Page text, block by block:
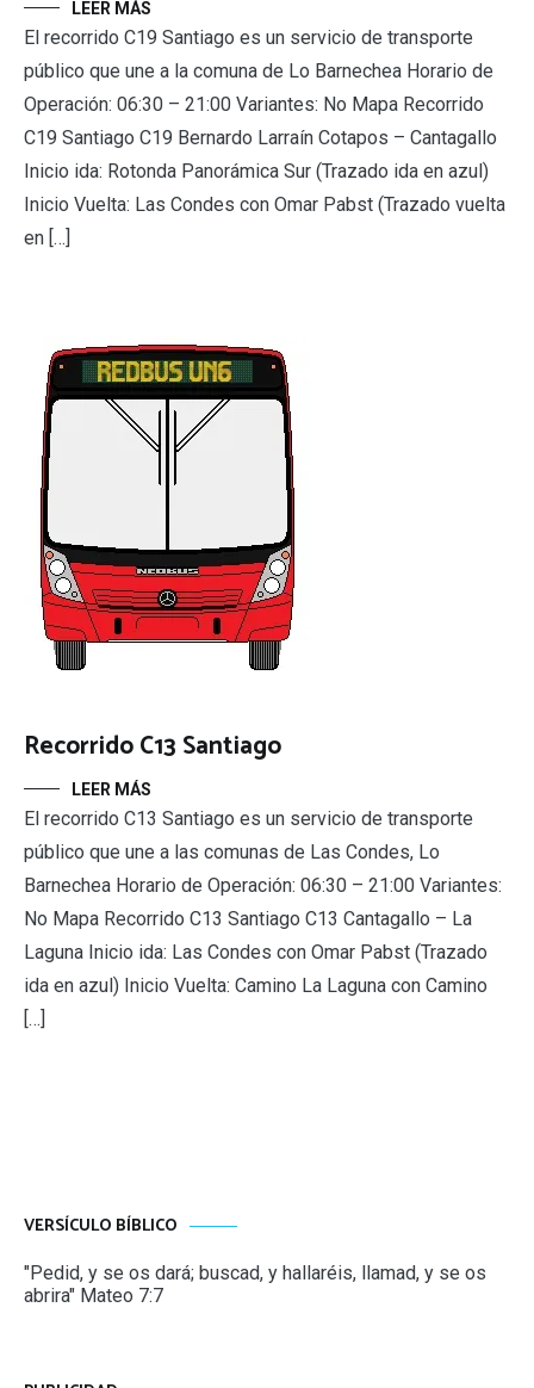
LEER MÁS
El recorrido C19 Santiago es un servicio de transporte
público que une a la comuna de Lo Barnechea Horario de
Operación: 06:30 – 21:00 Variantes: No Mapa Recorrido
C19 Santiago C19 Bernardo Larraín Cotapos – Cantagallo
Inicio ida: Rotonda Panorámica Sur (Trazado ida en azul)
Inicio Vuelta: Las Condes con Omar Pabst (Trazado vuelta
en […]
Recorrido C13 Santiago
LEER MÁS
El recorrido C13 Santiago es un servicio de transporte
público que une a las comunas de Las Condes, Lo
Barnechea Horario de Operación: 06:30 – 21:00 Variantes:
No Mapa Recorrido C13 Santiago C13 Cantagallo – La
Laguna Inicio ida: Las Condes con Omar Pabst (Trazado
ida en azul) Inicio Vuelta: Camino La Laguna con Camino
[…]
VERSÍCULO BÍBLICO
"Pedid, y se os dará; buscad, y hallaréis, llamad, y se os
abrira" Mateo 7:7